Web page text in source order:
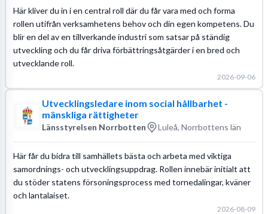
Här kliver du in i en central roll där du får vara med och forma
rollen utifrån verksamhetens behov och din egen kompetens. Du
blir en del av en tillverkande industri som satsar på ständig
utveckling och du får driva förbättringsåtgärder i en bred och
utvecklande roll.
2026-09-06
Utvecklingsledare inom social hållbarhet -
mänskliga rättigheter
Länsstyrelsen Norrbotten Luleå, Norrbottens län
Här får du bidra till samhällets bästa och arbeta med viktiga
samordnings- och utvecklingsuppdrag. Rollen innebär initialt att
du stöder statens försoningsprocess med tornedalingar, kväner
och lantalaiset.
2026-08-09